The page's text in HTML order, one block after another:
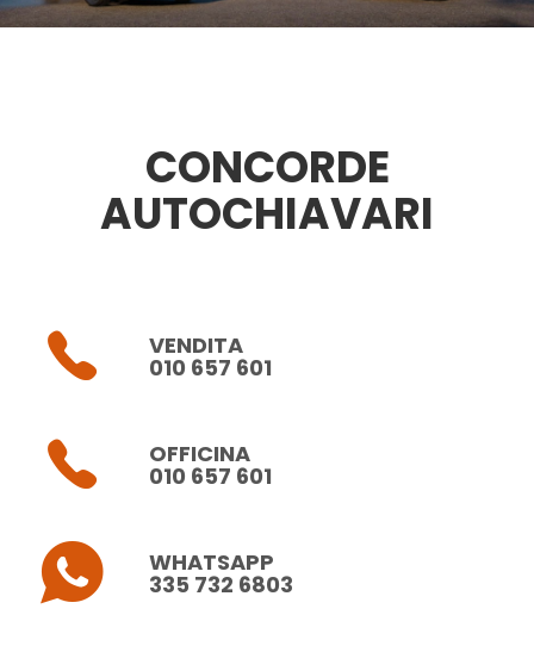
CONCORDE
AUTOCHIAVARI
VENDITA
010 657 601
OFFICINA
010 657 601
WHATSAPP
335 732 6803